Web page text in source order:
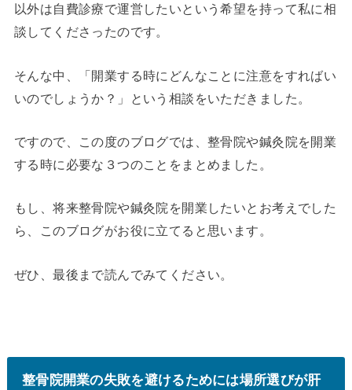
以外は自費診療で運営したいという希望を持って私に相
談してくださったのです。
そんな中、「開業する時にどんなことに注意をすればい
いのでしょうか？」という相談をいただきました。
ですので、この度のブログでは、整骨院や鍼灸院を開業
する時に必要な３つのことをまとめました。
もし、将来整骨院や鍼灸院を開業したいとお考えでした
ら、このブログがお役に立てると思います。
ぜひ、最後まで読んでみてください。
整骨院開業の失敗を避けるためには場所選びが肝